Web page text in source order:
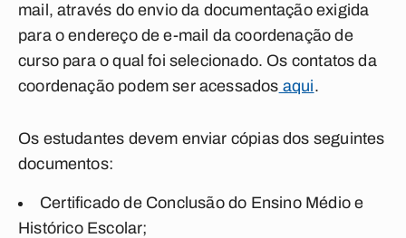
mail, através do envio da documentação exigida
para o endereço de e-mail da coordenação de
curso para o qual foi selecionado. Os contatos da
coordenação podem ser acessados aqui.
Os estudantes devem enviar cópias dos seguintes
documentos:
Certificado de Conclusão do Ensino Médio e
Histórico Escolar;